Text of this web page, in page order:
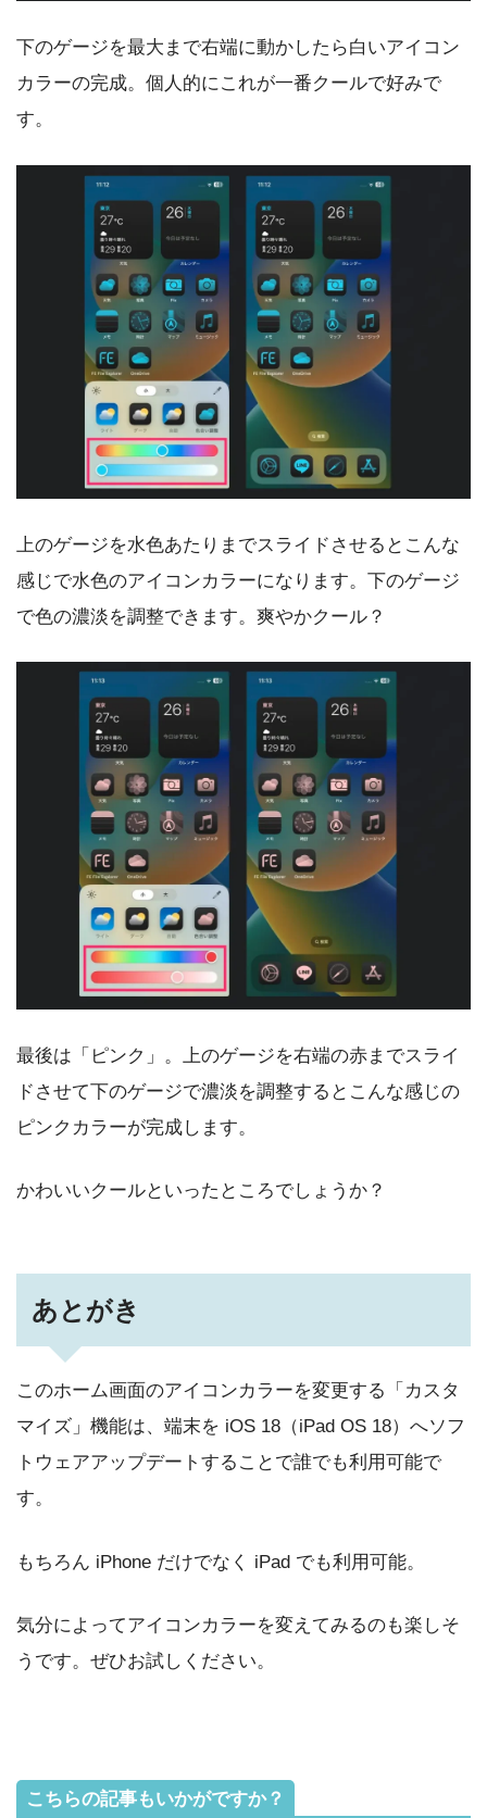
下のゲージを最大まで右端に動かしたら白いアイコン
カラーの完成。個人的にこれが一番クールで好みで
す。
上のゲージを水色あたりまでスライドさせるとこんな
感じで水色のアイコンカラーになります。下のゲージ
で色の濃淡を調整できます。爽やかクール？
最後は「ピンク」。上のゲージを右端の赤までスライ
ドさせて下のゲージで濃淡を調整するとこんな感じの
ピンクカラーが完成します。
かわいいクールといったところでしょうか？
あとがき
このホーム画面のアイコンカラーを変更する「カスタ
マイズ」機能は、端末を iOS 18（iPad OS 18）へソフ
トウェアアップデートすることで誰でも利用可能で
す。
もちろん iPhone だけでなく iPad でも利用可能。
気分によってアイコンカラーを変えてみるのも楽しそ
うです。ぜひお試しください。
こちらの記事もいかがですか？